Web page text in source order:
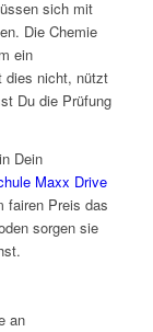
sich mit
Die Chemie
ein
dies nicht, nützt
Du die Prüfung
Dein
Maxx Drive
fairen Preis das
sorgen sie
an